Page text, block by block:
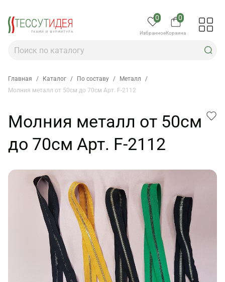
0
Избранное
0
Корзина
Главная / Каталог / По составу / Металл
/
Молния металл от 50см до 70см Арт. F-2112
Молния металл от 50см
до 70см Арт. F-2112